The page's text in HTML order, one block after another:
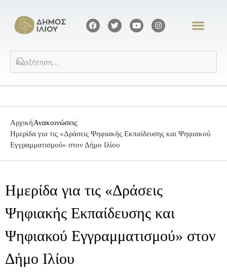
ΑρχικήΑνακοινώσεις
Ημερίδα για τις «Δράσεις Ψηφιακής Εκπαίδευσης και Ψηφιακού
Εγγραμματισμού» στον Δήμο Ιλίου
Ημερίδα για τις «Δράσεις
Ψηφιακής Εκπαίδευσης και
Ψηφιακού Εγγραμματισμού» στον
Δήμο Ιλίου